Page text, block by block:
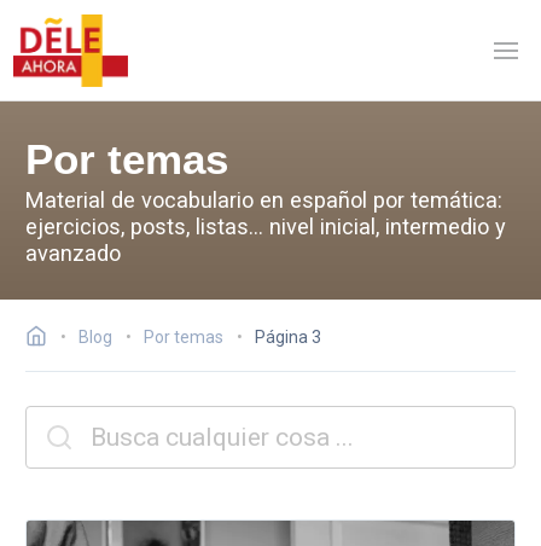
Por temas
Material de vocabulario en español por temática:
ejercicios, posts, listas... nivel inicial, intermedio y
avanzado
Blog Por temas Página 3